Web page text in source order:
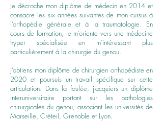
Je décroche mon diplôme de médecin en 2014 et
consacre les six années suivantes de mon cursus à
l’orthopédie générale et à la traumatologie. En
cours de formation, je m’oriente vers une médecine
hyper spécialisée en m’intéressant plus
particulièrement à la chirurgie du genou.
J’obtiens mon diplôme de chirurgien orthopédiste en
2020 et poursuis un travail spécifique sur cette
articulation. Dans la foulée, j’acquiers un diplôme
interuniversitaire portant sur les pathologies
chirurgicales du genou, associant les universités de
Marseille, Créteil, Grenoble et Lyon.